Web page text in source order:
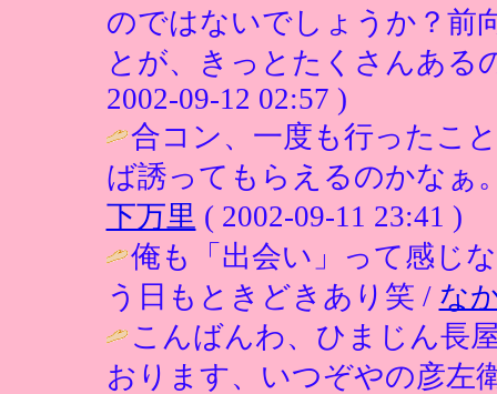
のではないでしょうか？前
とが、きっとたくさんあ
2002-09-12 02:57 )
合コン、一度も行ったこ
ば誘ってもらえるのかなぁ
下万里 ( 2002-09-11 23:41 )
俺も「出会い」って感じ
う日もときどきあり笑 / な
こんばんわ、ひまじん長
おります、いつぞやの彦左